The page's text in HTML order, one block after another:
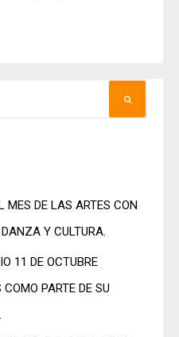
MES DE LAS ARTES CON
Y CULTURA.
11 DE OCTUBRE
PARTE DE SU